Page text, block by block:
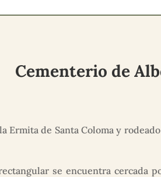
Cementerio de
Ermita de Santa Coloma y
se encuentra